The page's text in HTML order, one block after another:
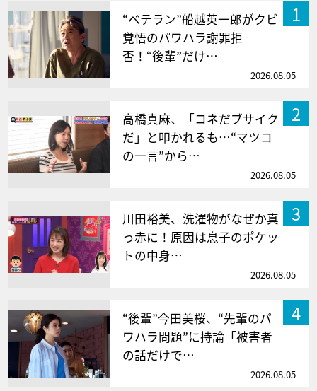
1
“ベテラン”船越英一郎がクビ
覚悟のパワハラ謝罪拒
否！“後輩”だけ…
2026.08.05
2
高橋真麻、「コネだブサイク
だ」と叩かれるも…“マツコ
の一言”から…
2026.08.05
3
川田裕美、洗濯物がなぜか真
っ赤に！原因は息子のポケッ
トの中身…
2026.08.05
4
“後輩”今田美桜、“先輩のパ
ワハラ問題”に持論「被害者
の話だけで…
2026.08.05